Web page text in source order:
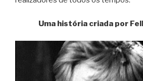
Uma história criada por